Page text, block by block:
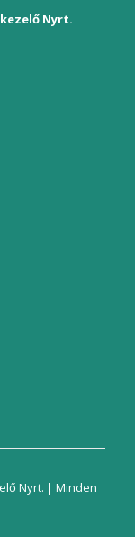
Nyrt.
Nyrt. | Minden